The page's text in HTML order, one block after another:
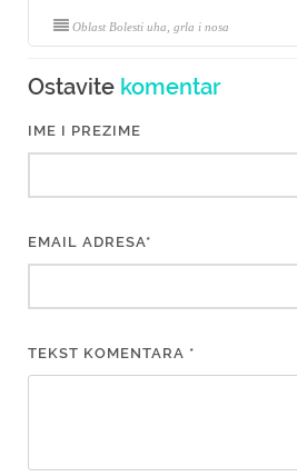
Oblast Bolesti uha, grla i nosa
Ostavite komentar
IME I PREZIME
EMAIL ADRESA*
TEKST KOMENTARA *